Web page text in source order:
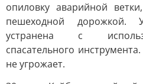
опиловку аварийной
пешеходной дорожкой.
устранена с
спасательного
не угрожает.